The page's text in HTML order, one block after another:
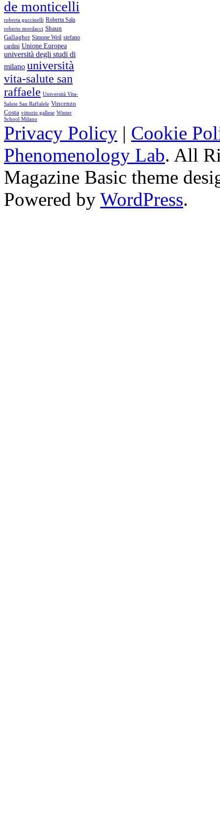
de monticelli
roberta guccinelli Roberta Sala
roberto mordacci Shaun
Gallagher Simone Weil stefano
cardini Unione Europea
università degli studi di
milano università
vita-salute san
raffaele Università Vita-
Salute San Raffalele Vincenzo
Costa vittorio gallese Winter
School Milano
Privacy Policy | Cookie
Phenomenology Lab. All
Magazine Basic theme
Powered by WordPress.